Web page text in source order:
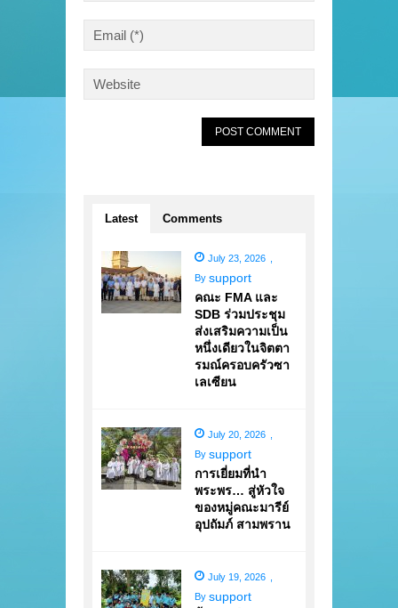
Latest Comments
July 23, 2026
By support
คณะ FMA และ
SDB ร่วมประชุม
ส่งเสริมความเป็น
หนึ่งเดียวในจิตตา
รมณ์ครอบครัวซา
เลเซียน
July 20, 2026
By support
การเยี่ยมที่นำ
พระพร… สู่หัวใจ
ของหมู่คณะมารีย์
อุปถัมภ์ สามพราน
July 19, 2026
By support